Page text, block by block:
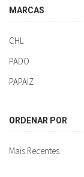
MARCAS
CHL
PADO
PAPAIZ
ORDENAR POR
Mais Recentes